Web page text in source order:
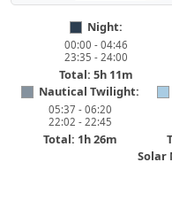
Night:
00:00 - 04:46
23:35 - 24:00
Total: 5h 11m
Nautical Twilight:
05:37 - 06:20
22:02 - 22:45
Total: 1h 26m
Solar